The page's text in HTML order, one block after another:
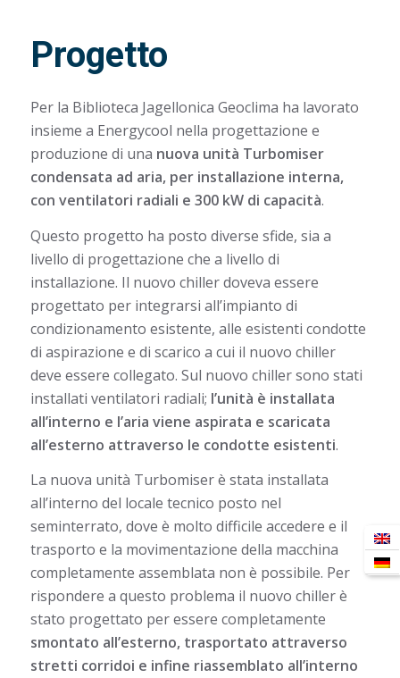
Progetto
Per la Biblioteca Jagellonica Geoclima ha lavorato
insieme a Energycool nella progettazione e
produzione di una nuova unità Turbomiser
condensata ad aria, per installazione interna,
con ventilatori radiali e 300 kW di capacità.
Questo progetto ha posto diverse sfide, sia a
livello di progettazione che a livello di
installazione. Il nuovo chiller doveva essere
progettato per integrarsi all’impianto di
condizionamento esistente, alle esistenti condotte
di aspirazione e di scarico a cui il nuovo chiller
deve essere collegato. Sul nuovo chiller sono stati
installati ventilatori radiali; l’unità è installata
all’interno e l’aria viene aspirata e scaricata
all’esterno attraverso le condotte esistenti.
La nuova unità Turbomiser è stata installata
all’interno del locale tecnico posto nel
seminterrato, dove è molto difficile accedere e il
trasporto e la movimentazione della macchina
completamente assemblata non è possibile. Per
rispondere a questo problema il nuovo chiller è
stato progettato per essere completamente
smontato all’esterno, trasportato attraverso
stretti corridoi e infine riassemblato all’interno